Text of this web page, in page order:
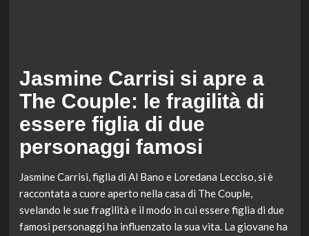
Jasmine Carrisi si apre a
The Couple: le fragilità di
essere figlia di due
personaggi famosi
Jasmine Carrisi, figlia di Al Bano e Loredana Lecciso, si è
raccontata a cuore aperto nella casa di The Couple,
svelando le sue fragilità e il modo in cui essere figlia di due
famosi personaggi ha influenzato la sua vita. La giovane ha